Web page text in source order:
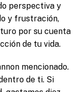
perspectiva y
y frustración,
por su cuenta
de tu vida.
mencionado.
de ti. Si